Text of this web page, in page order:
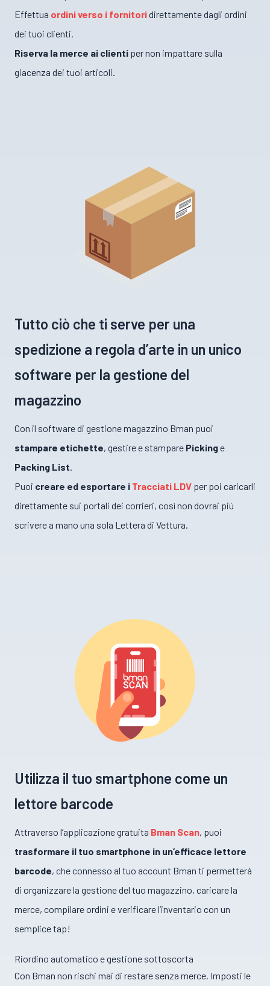
Effettua ordini verso i fornitoridirettamente dagli ordini
dei tuoi clienti.
Riserva la merce ai clienti per non impattare sulla
giacenza dei tuoi articoli.
Tutto ciò che ti serve per una
spedizione a regola d’arte in un unico
software per la gestione del
magazzino
Con il software di gestione magazzino Bman puoi
stampare etichette, gestire e stampare Pickinge
Packing List
Puoi creare ed esportare i Tracciati LDV per poi caricarli
direttamente sui portali dei corrieri, così non dovrai più
scrivere a mano una sola Lettera di Vettura.
Utilizza il tuo smartphone come un
lettore barcode
Attraverso l’applicazione gratuita Bman Scan, puoi
trasformare il tuo smartphone in un’efficace lettore
barcode, che connesso al tuo account Bman ti permetterà
di organizzare la gestione del tuo magazzino, caricare la
merce, compilare ordini e verificare l’inventario con un
semplice tap!
Riordino automatico e gestione sottoscorta
Con Bman non rischi mai di restare senza merce. Imposti le